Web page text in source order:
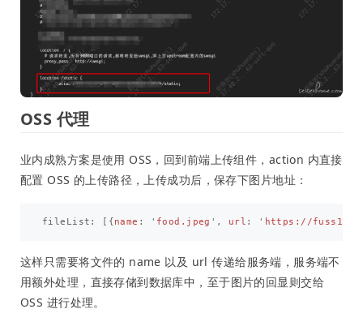
OSS 代理
业内成熟方案是使用 OSS，回到前端上传组件，action 内直接
配置 OSS 的上传路径，上传成功后，保存下图片地址：
fileList : [{name : ' food.jpeg ' , url : ' https://
这样只需要将文件的 name 以及 url 传递给服务端，服务端不
用额外处理，直接存储到数据库中，至于图片的回显则交给
OSS 进行处理。